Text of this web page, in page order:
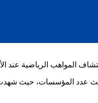
المواهب الرياضية عند
حيث عدد المؤسسات، حيث